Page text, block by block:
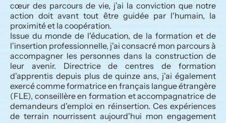
cœur des parcours de vie, j'ai la conviction que notre
action doit avant tout être guidée par l'humain, la
proximité et la coopération.
Issue du monde de l'éducation, de la formation et de
l'insertion professionnelle, j'ai consacré mon parcours à
accompagner les personnes dans la construction de
leur avenir. Directrice de centres de formation
d'apprentis depuis plus de quinze ans, j'ai également
exercé comme formatrice en français langue étrangère
(FLE), conseillère en formation et accompagnatrice de
demandeurs d'emploi en réinsertion. Ces expériences
de terrain nourrissent aujourd'hui mon engagement